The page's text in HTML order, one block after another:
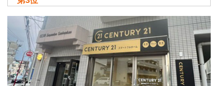
4ＬＤＫ
淵野辺駅
歩17分
南側道路に面しており日当たり良好。 キッチンから…
第4位
5,480万円